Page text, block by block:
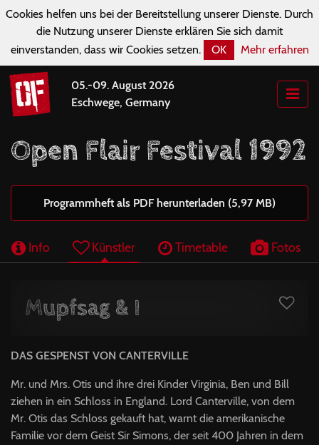
Cookies helfen uns bei der Bereitstellung unserer Dienste. Durch
die Nutzung unserer Dienste erklären Sie sich damit
einverstanden, dass wir Cookies setzen.
OK Mehr erfahren
05.-09. August 2026
Eschwege, Germany
Open Flair Festival 1992
Programmheft als PDF herunterladen (5,97 MB)
Info Künstler Timetable Fotos
Mupfsag & I
DAS GESPENST VON CANTERVILLE
Mr. und Mrs. Otis und ihre drei Kinder Virginia, Ben und Bill
ziehen in ein Schloss in England. Lord Canterville, von dem
Mr. Otis das Schloss gekauft hat, warnt die amerikanische
Familie vor dem Geist Sir Simons, der seit 400 Jahren in dem